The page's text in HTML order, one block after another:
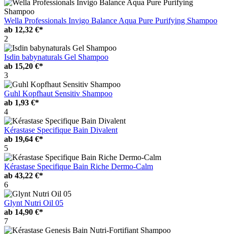
Wella Professionals Invigo Balance Aqua Pure Purifying Shampoo
ab 12,32 €*
2
Isdin babynaturals Gel Shampoo
ab 15,20 €*
3
Guhl Kopfhaut Sensitiv Shampoo
ab 1,93 €*
4
Kérastase Specifique Bain Divalent
ab 19,64 €*
5
Kérastase Specifique Bain Riche Dermo-Calm
ab 43,22 €*
6
Glynt Nutri Oil 05
ab 14,90 €*
7